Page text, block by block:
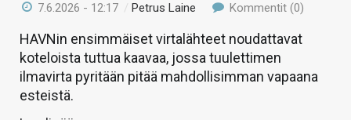
7.6.2026 - 12:17 / Petrus Laine Kommentit (0)
HAVNin ensimmäiset virtalähteet noudattavat
koteloista tuttua kaavaa, jossa tuulettimen
ilmavirta pyritään pitää mahdollisimman vapaana
esteistä.